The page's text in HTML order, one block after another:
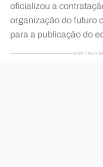
oficializou a
organização do futuro
para a publicação do
CONTINUA